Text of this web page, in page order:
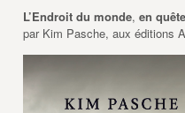
L’Endroit du monde, en
par Kim Pasche, aux éditions